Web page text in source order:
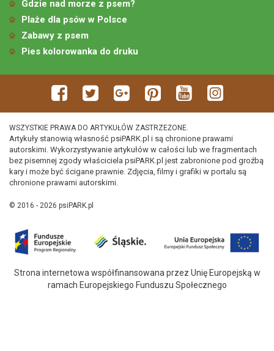
Gdzie nad morze z psem?
Plaże dla psów w Polsce
Zabawy z psem
Pies kolorowanka do druku
WSZYSTKIE PRAWA DO ARTYKUŁÓW ZASTRZEŻONE.
Artykuły stanowią własność psiPARK.pl i są chronione prawami
autorskimi. Wykorzystywanie artykułów w całości lub we fragmentach
bez pisemnej zgody właściciela psiPARK.pl jest zabronione pod groźbą
kary i może być ścigane prawnie. Zdjęcia, filmy i grafiki w portalu są
chronione prawami autorskimi.
© 2016 - 2026 psiPARK.pl
Strona internetowa współfinansowana przez Unię Europejską w
ramach Europejskiego Funduszu Społecznego